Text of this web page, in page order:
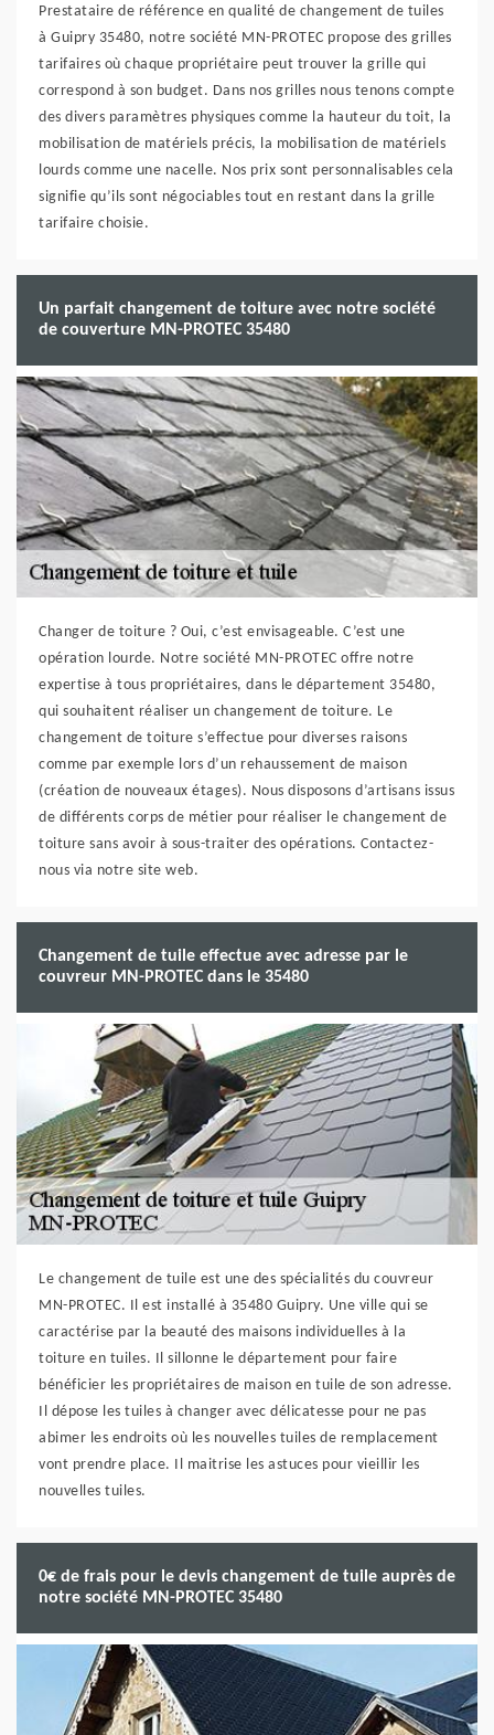
Prestataire de référence en qualité de changement de tuiles
à Guipry 35480, notre société MN-PROTEC propose des grilles
tarifaires où chaque propriétaire peut trouver la grille qui
correspond à son budget. Dans nos grilles nous tenons compte
des divers paramètres physiques comme la hauteur du toit, la
mobilisation de matériels précis, la mobilisation de matériels
lourds comme une nacelle. Nos prix sont personnalisables cela
signifie qu’ils sont négociables tout en restant dans la grille
tarifaire choisie.
Un parfait changement de toiture avec notre société
de couverture MN-PROTEC 35480
Changer de toiture ? Oui, c’est envisageable. C’est une
opération lourde. Notre société MN-PROTEC offre notre
expertise à tous propriétaires, dans le département 35480,
qui souhaitent réaliser un changement de toiture. Le
changement de toiture s’effectue pour diverses raisons
comme par exemple lors d’un rehaussement de maison
(création de nouveaux étages). Nous disposons d’artisans issus
de différents corps de métier pour réaliser le changement de
toiture sans avoir à sous-traiter des opérations. Contactez-
nous via notre site web.
Changement de tuile effectue avec adresse par le
couvreur MN-PROTEC dans le 35480
Le changement de tuile est une des spécialités du couvreur
MN-PROTEC. Il est installé à 35480 Guipry. Une ville qui se
caractérise par la beauté des maisons individuelles à la
toiture en tuiles. Il sillonne le département pour faire
bénéficier les propriétaires de maison en tuile de son adresse.
Il dépose les tuiles à changer avec délicatesse pour ne pas
abimer les endroits où les nouvelles tuiles de remplacement
vont prendre place. Il maitrise les astuces pour vieillir les
nouvelles tuiles.
0€ de frais pour le devis changement de tuile auprès de
notre société MN-PROTEC 35480